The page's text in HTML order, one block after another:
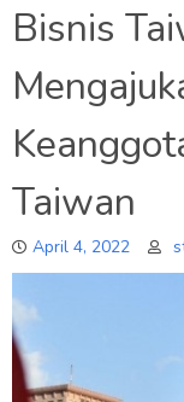
Bisnis
Taiwan
April 4, 2022